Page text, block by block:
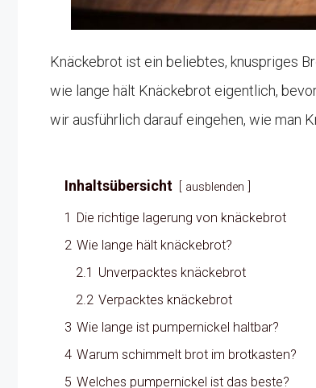
Knäckebrot ist ein beliebtes, knuspriges
wie lange hält Knäckebrot eigentlich,
wir ausführlich darauf eingehen, wie man
Inhaltsübersicht ausblenden
1 Die richtige lagerung von knäckebrot
2 Wie lange hält knäckebrot?
2.1 Unverpacktes knäckebrot
2.2 Verpacktes knäckebrot
3 Wie lange ist pumpernickel haltbar?
4 Warum schimmelt brot im brotkasten?
5 Welches pumpernickel ist das beste?